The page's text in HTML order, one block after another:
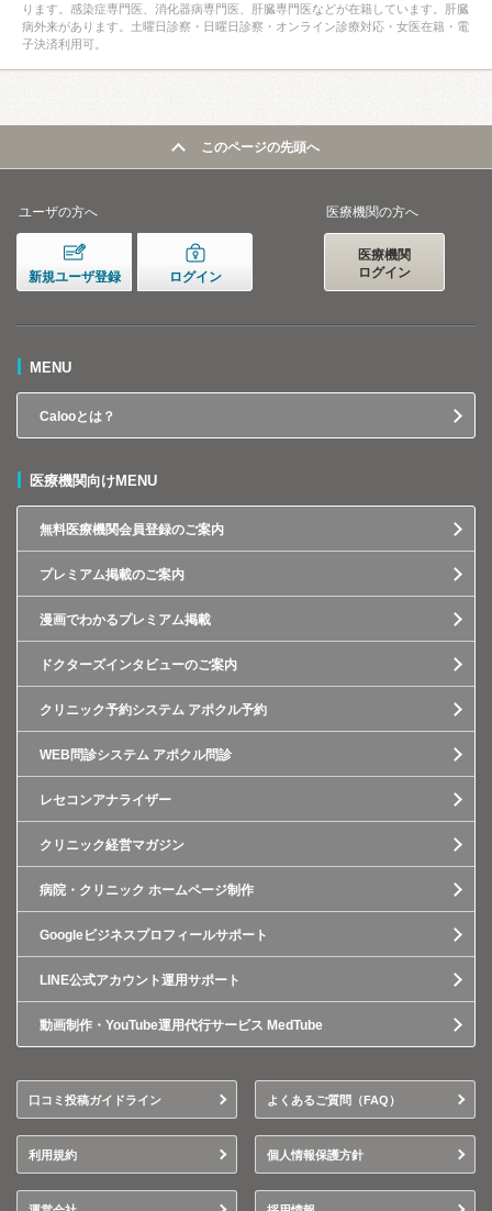
ります。感染症専門医、消化器病専門医、肝臓専門医などが在籍しています。肝臓
病外来があります。土曜日診察・日曜日診察・オンライン診療対応・女医在籍・電
子決済利用可。
このページの先頭へ
ユーザの方へ
新規ユーザ登録 ログイン
医療機関の方へ
医療機関
ログイン
MENU
Calooとは？
医療機関向けMENU
無料医療機関会員登録のご案内
プレミアム掲載のご案内
漫画でわかるプレミアム掲載
ドクターズインタビューのご案内
クリニック予約システム アポクル予約
WEB問診システム アポクル問診
レセコンアナライザー
クリニック経営マガジン
病院・クリニック ホームページ制作
Googleビジネスプロフィールサポート
LINE公式アカウント運用サポート
動画制作・YouTube運用代行サービス MedTube
口コミ投稿ガイドライン よくあるご質問（FAQ）
利用規約 個人情報保護方針